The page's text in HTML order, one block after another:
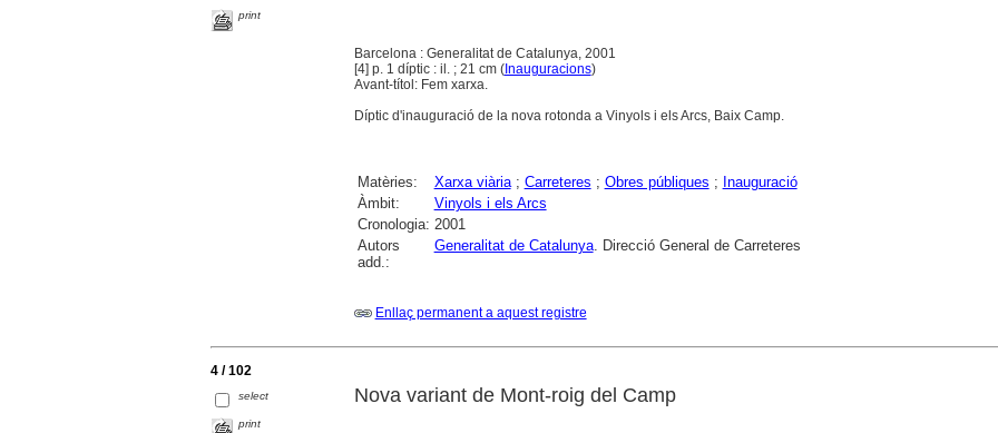
print
Barcelona : Generalitat de Catalunya, 2001
[4] p. 1 díptic : il. ; 21 cm (Inauguracions)
Avant-títol: Fem xarxa.
Díptic d'inauguració de la nova rotonda a Vinyols i els Arcs, Baix Camp.
Matèries: Xarxa viària; Carreteres ; Obres públiques ; Inauguració
Àmbit:
Vinyols i els Arcs
Cronologia: 2001
Autors
add.:
Generalitat de Catalunya. Direcció General de Carreteres
Enllaç permanent a aquest registre
4 / 102
select
print
Nova variant de Mont-roig del Camp